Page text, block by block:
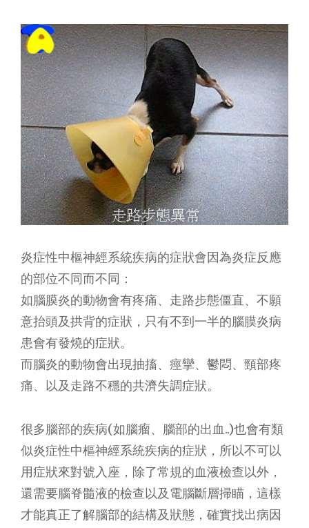
炎症性中樞神經系統疾病的症狀會因為炎症反應
的部位不同而不同：
如腦膜炎的動物會有疼痛、走路步態僵直、不願
意抬頭及拱背的症狀，只有不到一半的腦膜炎病
患會有發燒的症狀。
而腦炎的動物會出現抽搐、痙攣、鬱悶、頸部疼
痛、以及走路不穩的共濟失調症狀。
很多腦部的疾病(如腦瘤、腦部的出血..)也會有類
似炎症性中樞神經系統疾病的症狀，所以不可以
用症狀來對號入座，除了常規的血液檢查以外，
還需要腦脊髓液的檢查以及電腦斷層掃瞄，這樣
才能真正了解腦部的結構及狀態，確實找出病因